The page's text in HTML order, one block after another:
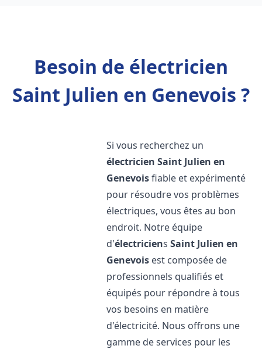
Besoin de électricien
Saint Julien en Genevois ?
Si vous recherchez un
électricien Saint Julien en
Genevoisfiable et expérimenté
pour résoudre vos problèmes
électriques, vous êtes au bon
endroit. Notre équipe
d'électriciensSaint Julien en
Genevois est composée de
professionnels qualifiés et
équipés pour répondre à tous
vos besoins en matière
d'électricité. Nous offrons une
gamme de services pour les